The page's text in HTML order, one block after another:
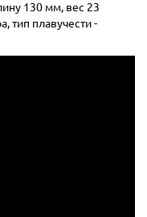
130 мм, вес 23
тип плавучести -